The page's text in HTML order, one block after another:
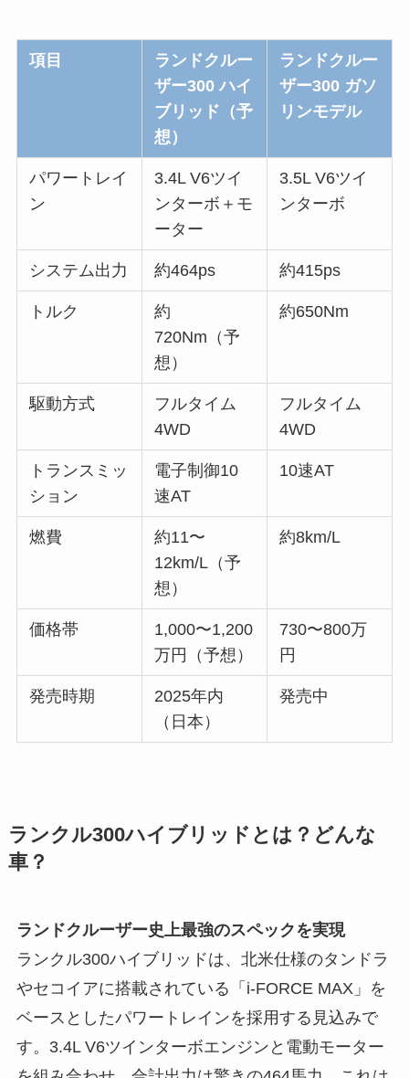
項目
ランドクルー
ザー300 ハイ
ブリッド（予
想）
ランドクルー
ザー300 ガソ
リンモデル
パワートレイ
ン
3.4L V6ツイ
ンターボ＋モ
ーター
3.5L V6ツイ
ンターボ
システム出力 約464ps 約415ps
トルク
約
720Nm（予
想）
約650Nm
駆動方式
フルタイム
4WD
フルタイム
4WD
トランスミッ
ション
電子制御10
速AT
10速AT
燃費
約11〜
12km/L（予
想）
約8km/L
価格帯
1,000〜1,200
万円（予想）
730〜800万
円
発売時期
2025年内
（日本）
発売中
ランクル300ハイブリッドとは？どんな
車？
ランドクルーザー史上最強のスペックを実現
ランクル300ハイブリッドは、北米仕様のタンドラ
やセコイアに搭載されている「i-FORCE MAX」を
ベースとしたパワートレインを採用する見込みで
す。3.4L V6ツインターボエンジンと電動モーター